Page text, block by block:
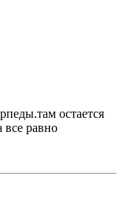
остается
все равно